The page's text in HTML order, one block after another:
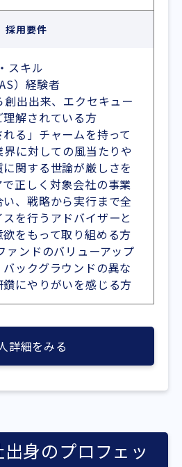
採用要件
スキル
）経験者
創出出来、エクセキュー
解されている方
れる」チャームを持って
界に対しての風当たりや
関する世論が厳しさを
正しく対象会社の事業
、戦略から実行まで全
を行うアドバイザーと
をもって取り組める方
ァンドのバリューアップ
ックグラウンドの異な
にやりがいを感じる方
詳細をみる
身のプロフェッ